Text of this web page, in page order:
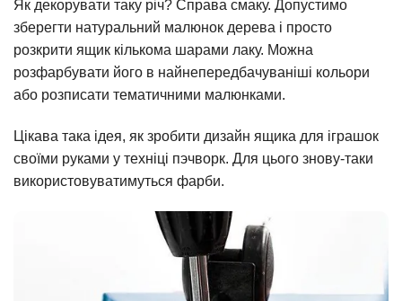
Як декорувати таку річ? Справа смаку. Допустимо
зберегти натуральний малюнок дерева і просто
розкрити ящик кількома шарами лаку. Можна
розфарбувати його в найнепередбачуваніші кольори
або розписати тематичними малюнками.
Цікава така ідея, як зробити дизайн ящика для іграшок
своїми руками у техніці пэчворк. Для цього знову-таки
використовуватимуться фарби.